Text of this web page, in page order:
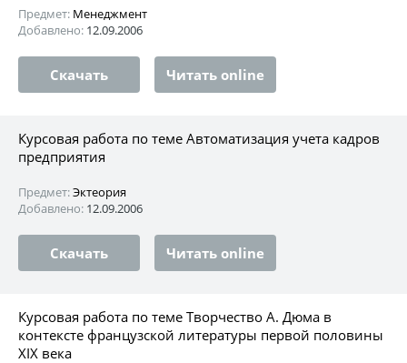
Предмет: Менеджмент
Добавлено: 12.09.2006
Скачать Читать online
Курсовая работа по теме Автоматизация учета кадров
предприятия
Предмет:Эктеория
Добавлено: 12.09.2006
Скачать Читать online
Курсовая работа по теме Творчество А. Дюма в
контексте французской литературы первой половины
XIX века